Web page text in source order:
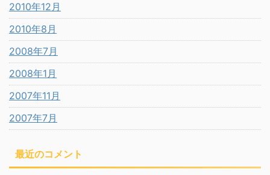
2010年12月
2010年8月
2008年7月
2008年1月
2007年11月
2007年7月
最近のコメント